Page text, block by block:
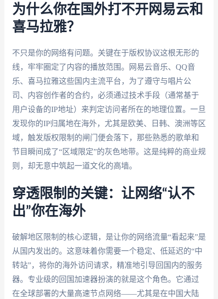
为什么你在国外打不开网易云和
喜马拉雅？
不只是你的网络有问题。关键在于版权协议这根无形的
线，牢牢圈定了内容的播放范围。网易云音乐、QQ音
乐、喜马拉雅这些国内主流平台，为了遵守与唱片公
司、内容创作者的合约，必须通过技术手段（通常基于
用户设备的IP地址）来判定访问者所在的地理位置。一旦
发现你的IP归属地在海外，尤其是欧美、日韩、澳洲等区
域，触发版权限制的闸门便会落下，那些熟悉的歌单和
节目瞬间成了“区域限定”的灰色地带。这是纯粹的商业规
则，却无意中筑起一道文化的高墙。
穿透限制的关键：让网络“认不
出”你在海外
破解地区限制的核心逻辑，是让你的网络流量“看起来”是
从国内发出的。这意味着你需要一个稳定、低延迟的“中
转站”，将你的海外访问请求，精准地引导回国内的服务
器。专业级的回国加速器扮演的就是这个角色。它通过
在全球部署的大量高速节点网络——尤其是在中国大陆